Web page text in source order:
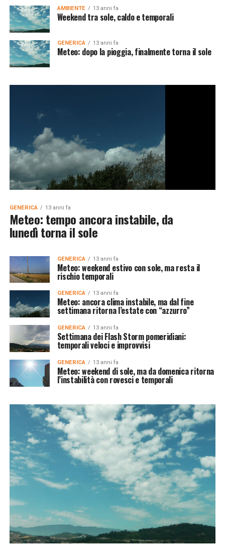
AMBIENTE 13 anni fa
Weekend tra sole, caldo e temporali
GENERICA 13 anni fa
Meteo: dopo la pioggia, finalmente torna il sole
GENERICA 13 anni fa
Meteo: tempo ancora instabile, da
lunedì torna il sole
GENERICA 13 anni fa
Meteo: weekend estivo con sole, ma resta il
rischio temporali
GENERICA 13 anni fa
Meteo: ancora clima instabile, ma dal fine
settimana ritorna l’estate con “azzurro”
GENERICA 13 anni fa
Settimana dei Flash Storm pomeridiani:
temporali veloci e improvvisi
GENERICA 13 anni fa
Meteo: weekend di sole, ma da domenica ritorna
l’instabilità con rovesci e temporali